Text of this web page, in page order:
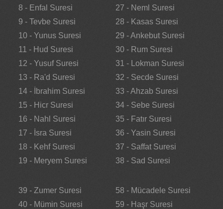
8 - Enfal Suresi
9 - Tevbe Suresi
10 - Yunus Suresi
11 - Hud Suresi
12 - Yusuf Suresi
13 - Ra'd Suresi
14 - İbrahim Suresi
15 - Hicr Suresi
16 - Nahl Suresi
17 - İsra Suresi
18 - Kehf Suresi
19 - Meryem Suresi
27 - Neml Suresi
28 - Kasas Suresi
29 - Ankebut Suresi
30 - Rum Suresi
31 - Lokman Suresi
32 - Secde Suresi
33 - Ahzab Suresi
34 - Sebe Suresi
35 - Fatır Suresi
36 - Yasin Suresi
37 - Saffat Suresi
38 - Sad Suresi
39 - Zumer Suresi
40 - Mümin Suresi
58 - Mücadele Suresi
59 - Haşr Suresi